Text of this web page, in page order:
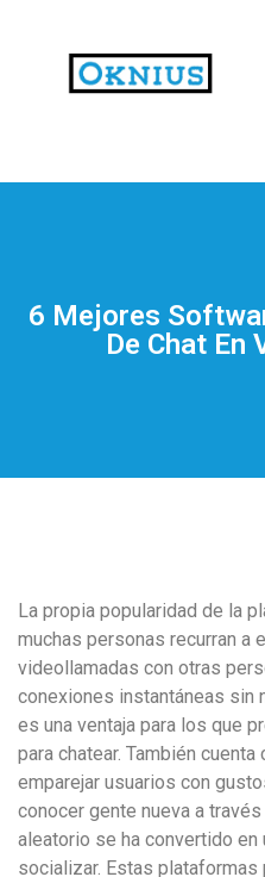
На
впечатлениями
визуальное
оформление.
Среди
таких
обсуждений
игра
https://xn-
-80adioageb0aqloc.xn-
-
p1ai/
6 Mejores
De Chat En
La propia popularidad de la
muchas personas recurran a
videollamadas con otras
conexiones instantáneas sin
es una ventaja para los que
para chatear. También
emparejar usuarios con
conocer gente nueva a
aleatorio se ha convertido en
socializar. Estas plataformas